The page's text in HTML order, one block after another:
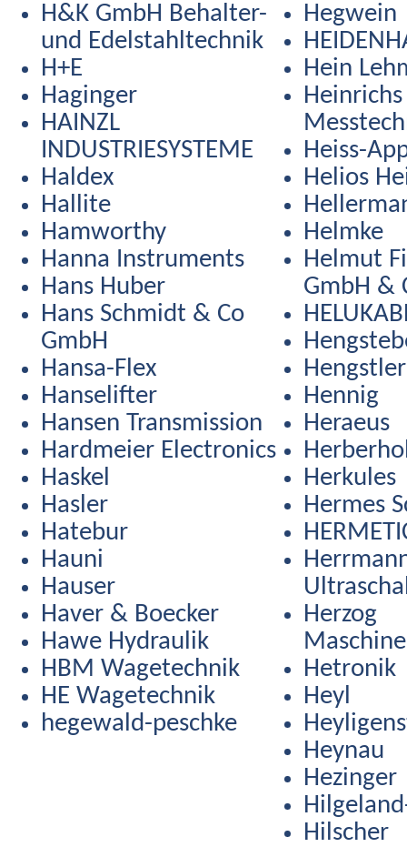
H&K GmbH Behalter-
und Edelstahltechnik
H+E
Haginger
HAINZL
INDUSTRIESYSTEME
Haldex
Hallite
Hamworthy
Hanna Instruments
Hans Huber
Hans Schmidt & Co
GmbH
Hansa-Flex
Hanselifter
Hansen Transmission
Hardmeier Electronics
Haskel
Hasler
Hatebur
Hauni
Hauser
Haver & Boecker
Hawe Hydraulik
HBM Wagetechnik
HE Wagetechnik
hegewald-peschke
Hegwein
Hein
Heinrichs
Heiss-
Helios
Helmke
Helmut
GmbH &
Hengstler
Hennig
Heraeus
Herkules
Hermes
Herzog
Hetronik
Heyl
Heynau
Hezinger
Hilscher